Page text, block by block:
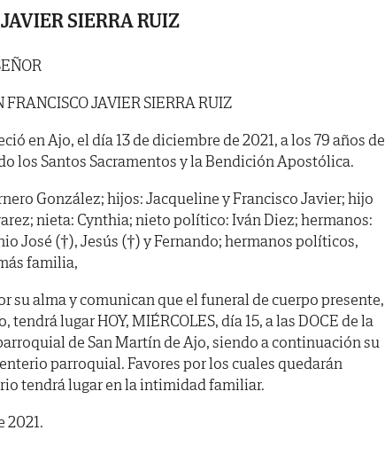
SIERRA RUIZ
FRANCISCO JAVIER SIERRA RUIZ
en Ajo, el día 13 de diciembre de 2021, a los 79 años de
los Santos Sacramentos y la Bendición Apostólica.
González; hijos: Jacqueline y Francisco Javier; hijo
nieta: Cynthia; nieto político: Iván Diez; hermanos:
José (†), Jesús (†) y Fernando; hermanos políticos,
familia,
su alma y comunican que el funeral de cuerpo presente,
tendrá lugar HOY, MIÉRCOLES, día 15, a las DOCE de la
de San Martín de Ajo, siendo a continuación su
parroquial. Favores por los cuales quedarán
tendrá lugar en la intimidad familiar.
2021.